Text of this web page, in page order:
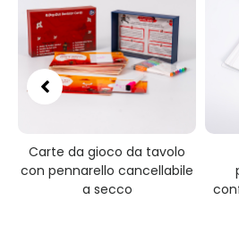
Carte da gioco da tavolo
con pennarello cancellabile
a secco